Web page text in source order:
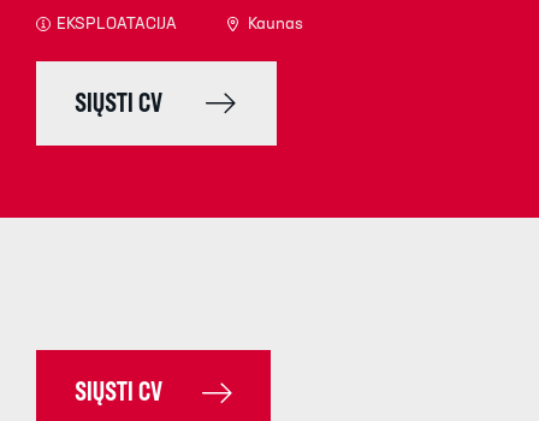
EKSPLOATACIJA Kaunas
SIŲSTI CV
SIŲSTI CV